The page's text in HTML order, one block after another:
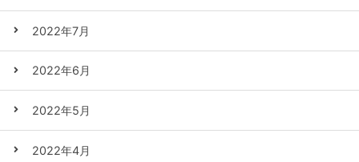
2022年7月
2022年6月
2022年5月
2022年4月